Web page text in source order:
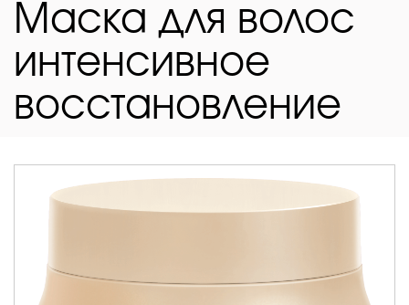
Маска для волос
интенсивное
восстановление